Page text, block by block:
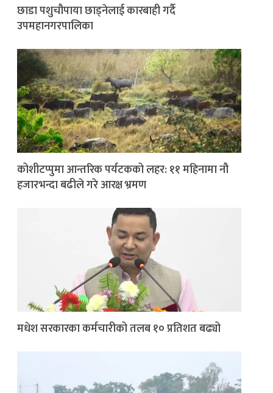
छाडा पशुचौपाया छाड्नेलाई कारबाही गर्दै
उपमहानगरपालिका
कोशीटप्पुमा आन्तरिक पर्यटकको लहर: ११ महिनामा नौ
हजारभन्दा बढीले गरे आरक्ष भ्रमण
मधेश सरकारका कर्मचारीको तलब १० प्रतिशत बढ्यो